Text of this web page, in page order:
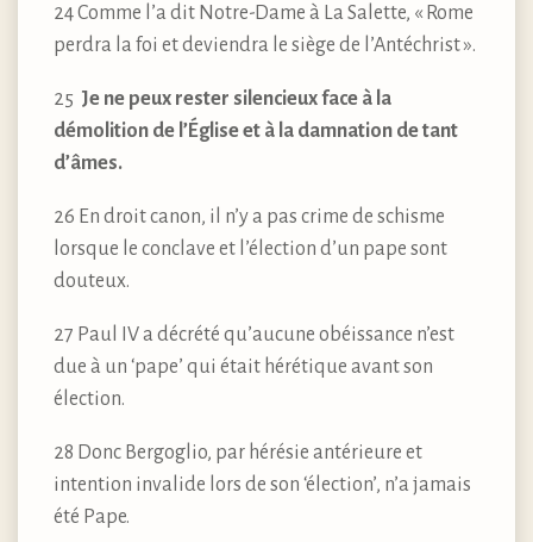
24 Comme l’a dit Notre-Dame à La Salette, « Rome
perdra la foi et deviendra le siège de l’Antéchrist ».
25 Je ne peux rester silencieux face à la
démolition de l’Église et à la damnation de tant
d’âmes.
26 En droit canon, il n’y a pas crime de schisme
lorsque le conclave et l’élection d’un pape sont
douteux.
27 Paul IV a décrété qu’aucune obéissance n’est
due à un ‘pape’ qui était hérétique avant son
élection.
28 Donc Bergoglio, par hérésie antérieure et
intention invalide lors de son ‘élection’, n’a jamais
été Pape.